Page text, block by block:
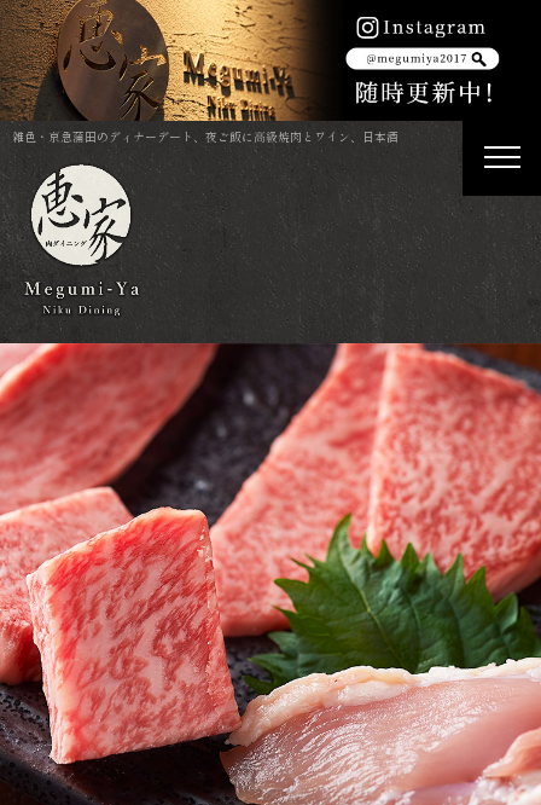
雑色・京急蒲田のディナーデート、夜ご飯に高級焼肉とワイン、日本酒